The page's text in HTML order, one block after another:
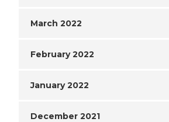
March 2022
February 2022
January 2022
December 2021